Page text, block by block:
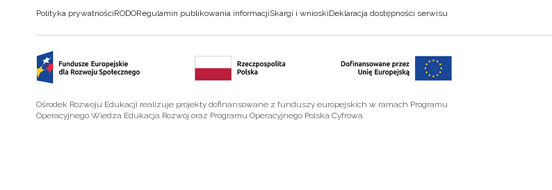
Polityka prywatnościRODORegulamin publikowania informacjiSkargi i wnioskiDeklaracja dostępności serwisu
Ośrodek Rozwoju Edukacji realizuje projekty dofinansowane z funduszy europejskich w ramach Programu
Operacyjnego Wiedza Edukacja Rozwój oraz Programu Operacyjnego Polska Cyfrowa